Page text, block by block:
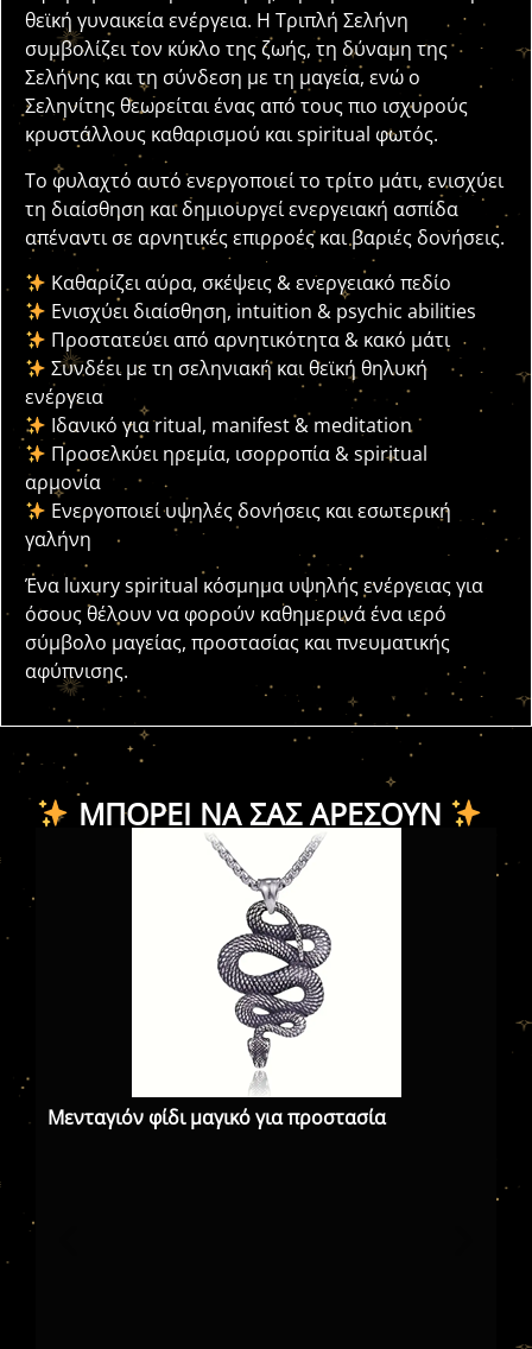
θεϊκή γυναικεία ενέργεια. Η Τριπλή Σελήνη
συμβολίζει τον κύκλο της ζωής, τη δύναμη της
Σελήνης και τη σύνδεση με τη μαγεία, ενώ ο
Σεληνίτης θεωρείται ένας από τους πιο ισχυρούς
κρυστάλλους καθαρισμού και spiritual φωτός.
Το φυλαχτό αυτό ενεργοποιεί το τρίτο μάτι, ενισχύει
τη διαίσθηση και δημιουργεί ενεργειακή ασπίδα
απέναντι σε αρνητικές επιρροές και βαριές δονήσεις.
Καθαρίζει αύρα, σκέψεις & ενεργειακό πεδίο
Ενισχύει διαίσθηση, intuition & psychic abilities
Προστατεύει από αρνητικότητα & κακό μάτι
Συνδέει με τη σεληνιακή και θεϊκή θηλυκή
ενέργεια
Ιδανικό για ritual, manifest & meditation
Προσελκύει ηρεμία, ισορροπία & spiritual
αρμονία
Ενεργοποιεί υψηλές δονήσεις και εσωτερική
γαλήνη
Ένα luxury spiritual κόσμημα υψηλής ενέργειας για
όσους θέλουν να φορούν καθημερινά ένα ιερό
σύμβολο μαγείας, προστασίας και πνευματικής
αφύπνισης.
ΜΠΟΡΕΊ ΝΑ ΣΑΣ ΑΡΈΣΟΥΝ
Μενταγιόν φίδι μαγικό για προστασία